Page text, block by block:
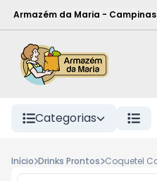
Armazém da Maria - Campinas
Categorias
Início Drinks Prontos